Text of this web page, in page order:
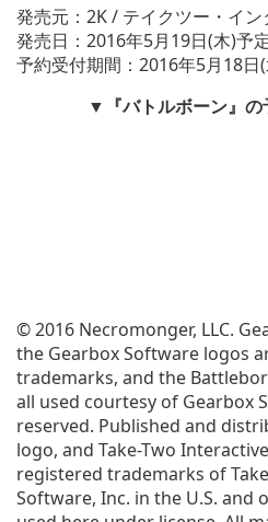
発売元：2K / テイクツー・イ
発売日：2016年5月19日(木)予
予約受付期間：2016年5月18日
▼『バトルボーン』の
© 2016 Necromonger, LLC.
the Gearbox Software logos
trademarks, and the
all used courtesy of Gearbox
reserved. Published and
logo, and Take-Two
registered trademarks of
Software, Inc. in the U.S. and